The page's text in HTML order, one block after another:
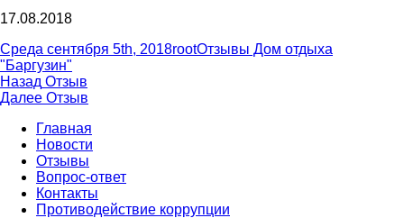
17.08.2018
Опубликовано
Среда сентября 5th, 2018Автор
rootРубрики
Отзывы Дом отдыха
"Баргузин"
Навигация
по
записям
Назад Предыдущая
запись:
Отзыв
Далее Следующая
Отзыв
Главная
Новости
Отзывы
Вопрос-ответ
Контакты
Противодействие коррупции